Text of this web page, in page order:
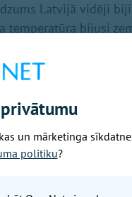
Latvijā vidēji
temperatūra bijusi
datiem
un mārketinga
politiku?